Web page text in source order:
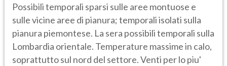
Possibili temporali sparsi sulle aree montuose e
sulle vicine aree di pianura; temporali isolati sulla
pianura piemontese. La sera possibili temporali sulla
Lombardia orientale. Temperature massime in calo,
soprattutto sul nord del settore. Venti per lo piu'